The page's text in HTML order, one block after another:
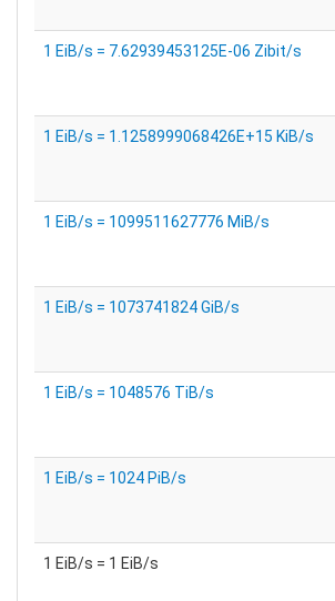
1 EiB/s = 7.62939453125E-06 Zibit/s
1 EiB/s = 1.1258999068426E+15 KiB/s
1 EiB/s = 1099511627776 MiB/s
1 EiB/s = 1073741824 GiB/s
1 EiB/s = 1048576 TiB/s
1 EiB/s = 1024 PiB/s
1 EiB/s = 1 EiB/s